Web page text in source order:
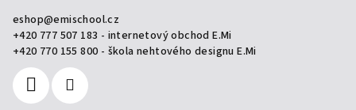
eshop@emischool.cz
+420 777 507 183 - internetový obchod E.Mi
+420 770 155 800 - škola nehtového designu E.Mi